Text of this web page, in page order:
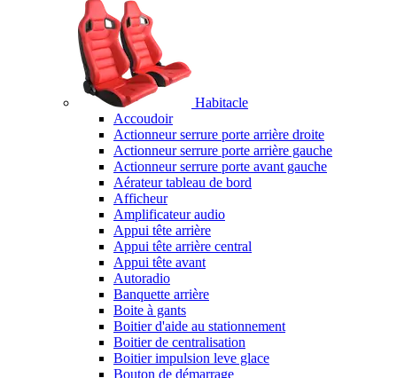
Habitacle
Accoudoir
Actionneur serrure porte arrière droite
Actionneur serrure porte arrière gauche
Actionneur serrure porte avant gauche
Aérateur tableau de bord
Afficheur
Amplificateur audio
Appui tête arrière
Appui tête arrière central
Appui tête avant
Autoradio
Banquette arrière
Boite à gants
Boitier d'aide au stationnement
Boitier de centralisation
Boitier impulsion leve glace
Bouton de démarrage